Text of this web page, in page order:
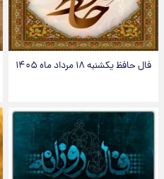
فال حافظ یکشنبه ۱۸ مرداد ماه ۱۴۰۵